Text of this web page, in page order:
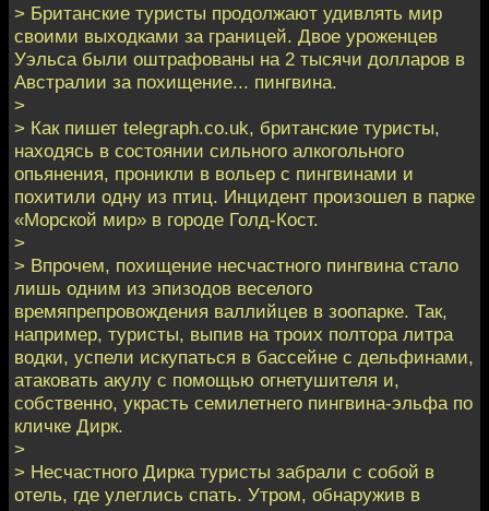
> Британские туристы продолжают удивлять мир
своими выходками за границей. Двое уроженцев
Уэльса были оштрафованы на 2 тысячи долларов в
Австралии за похищение... пингвина.
>
> Как пишет telegraph.co.uk, британские туристы,
находясь в состоянии сильного алкогольного
опьянения, проникли в вольер с пингвинами и
похитили одну из птиц. Инцидент произошел в парке
«Морской мир» в городе Голд-Кост.
>
> Впрочем, похищение несчастного пингвина стало
лишь одним из эпизодов веселого
времяпрепровождения валлийцев в зоопарке. Так,
например, туристы, выпив на троих полтора литра
водки, успели искупаться в бассейне с дельфинами,
атаковать акулу с помощью огнетушителя и,
собственно, украсть семилетнего пингвина-эльфа по
кличке Дирк.
>
> Несчастного Дирка туристы забрали с собой в
отель, где улеглись спать. Утром, обнаружив в